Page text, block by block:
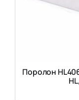
Поролон